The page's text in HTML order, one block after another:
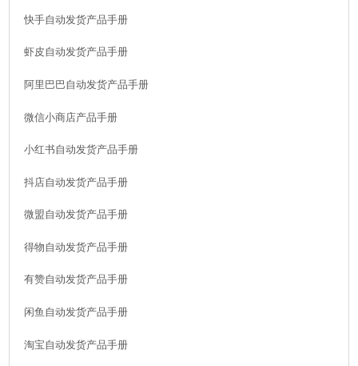
快手自动发货产品手册
虾皮自动发货产品手册
阿里巴巴自动发货产品手册
微信小商店产品手册
小红书自动发货产品手册
抖店自动发货产品手册
微盟自动发货产品手册
得物自动发货产品手册
有赞自动发货产品手册
闲鱼自动发货产品手册
淘宝自动发货产品手册